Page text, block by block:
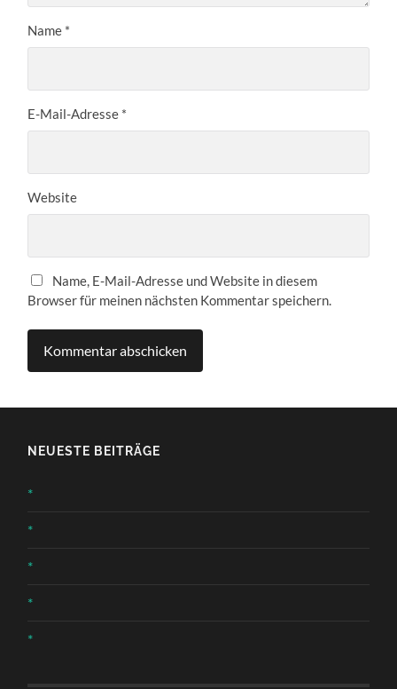
Name *
E-Mail-Adresse *
Website
Name, E-Mail-Adresse und Website in diesem
Browser für meinen nächsten Kommentar speichern.
NEUESTE BEITRÄGE
*
*
*
*
*